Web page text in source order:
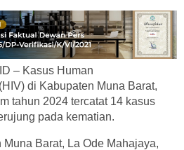
– Kasus Human
di Kabupaten Muna Barat,
tahun 2024 tercatat 14 kasus
pada kematian.
Barat, La Ode Mahajaya,